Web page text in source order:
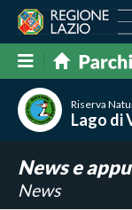
Riserva
Lago di
News e
News